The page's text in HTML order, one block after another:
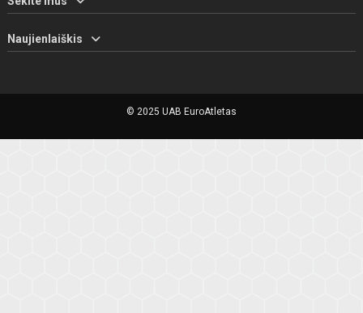
Naujienlaiškis
© 2025 UAB EuroAtletas